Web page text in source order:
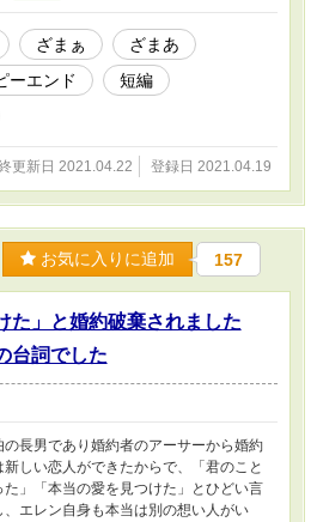
ざまぁ
ざまあ
ーエンド
短編
更新日 2021.04.22 登録日 2021.04.19
お気に入りに追加 157
た」と婚約破棄されました
台詞でした
長男であり婚約者のアーサーから婚約
しい恋人ができたからで、「君のこと
」「本当の愛を見つけた」とひどい言
エレン自身も本当は別の想い人がい